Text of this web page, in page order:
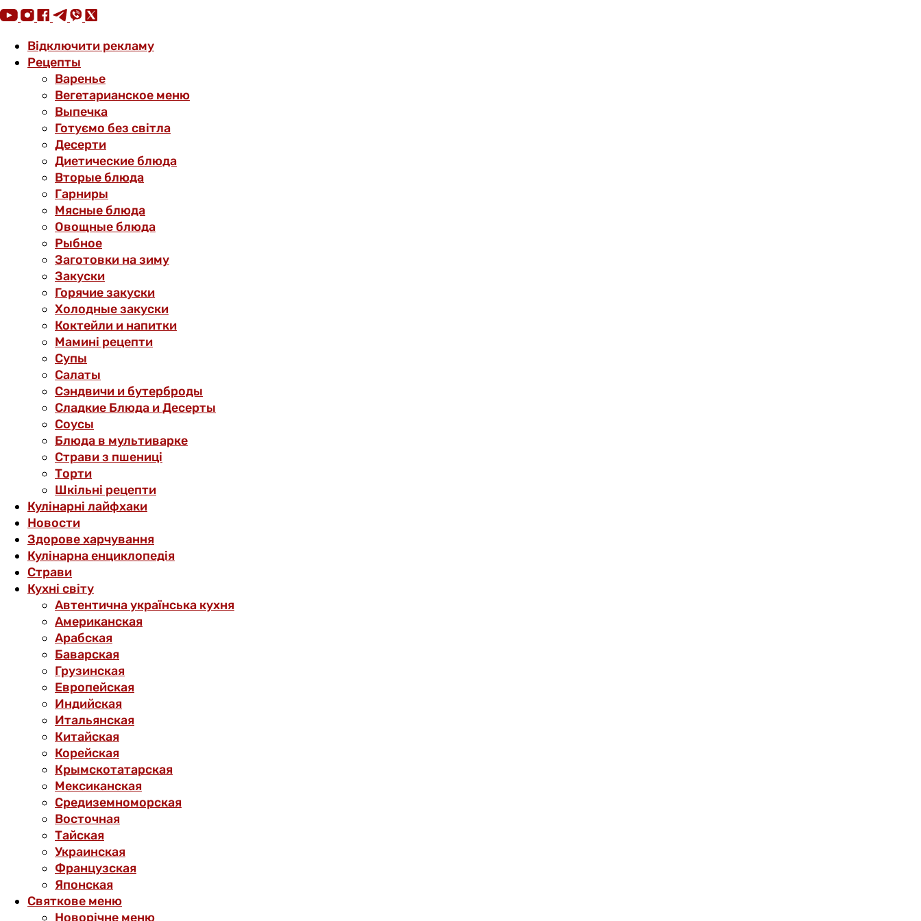
Відключити рекламу
Рецепты
Варенье
Вегетарианское меню
Выпечка
Готуємо без світла
Десерти
Диетические блюда
Вторые блюда
Гарниры
Мясные блюда
Овощные блюда
Рыбное
Заготовки на зиму
Закуски
Горячие закуски
Холодные закуски
Коктейли и напитки
Мамині рецепти
Супы
Салаты
Сэндвичи и бутерброды
Сладкие Блюда и Десерты
Соусы
Блюда в мультиварке
Страви з пшениці
Торти
Шкільні рецепти
Кулінарні лайфхаки
Новости
Здорове харчування
Кулінарна енциклопедія
Страви
Кухні світу
Автентична українська кухня
Американская
Арабская
Баварская
Грузинская
Европейская
Индийская
Итальянская
Китайская
Корейская
Крымскотатарская
Мексиканская
Средиземноморская
Восточная
Тайская
Украинская
Французская
Японская
Святкове меню
Новорічне меню